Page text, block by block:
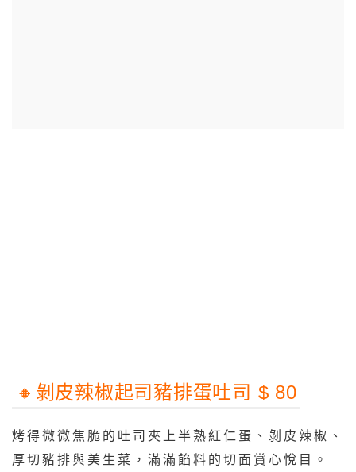
🔸️剝皮辣椒起司豬排蛋吐司 $ 80
烤得微微焦脆的吐司夾上半熟紅仁蛋、剝皮辣椒、
厚切豬排與美生菜，滿滿餡料的切面賞心悅目。